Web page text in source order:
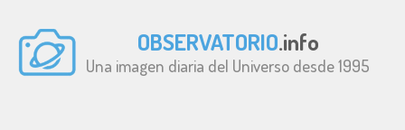
OBSERVATORIO.info
Una imagen diaria del Universo desde 1995